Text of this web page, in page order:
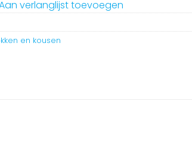
verlanglijst toevoegen
en kousen